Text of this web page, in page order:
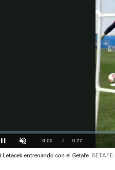
Pausa Unmute Current
Time
0:00 / Duration
0:27
:
Letacek entrenando con el Getafe GETAFE